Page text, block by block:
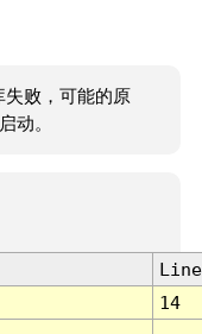
失败，可能的原
动。
Line
14